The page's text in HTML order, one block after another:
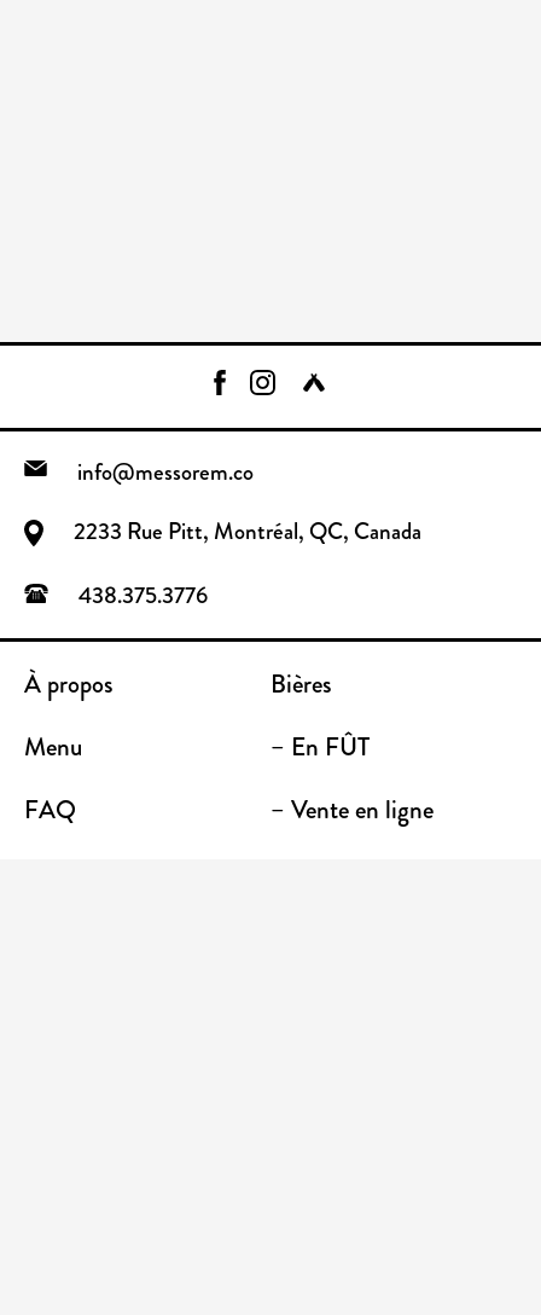
info@messorem.co
2233 Rue Pitt, Montréal, QC, Canada
438.375.3776
À propos
Bières
Menu
– En FÛT
FAQ
– Vente en ligne